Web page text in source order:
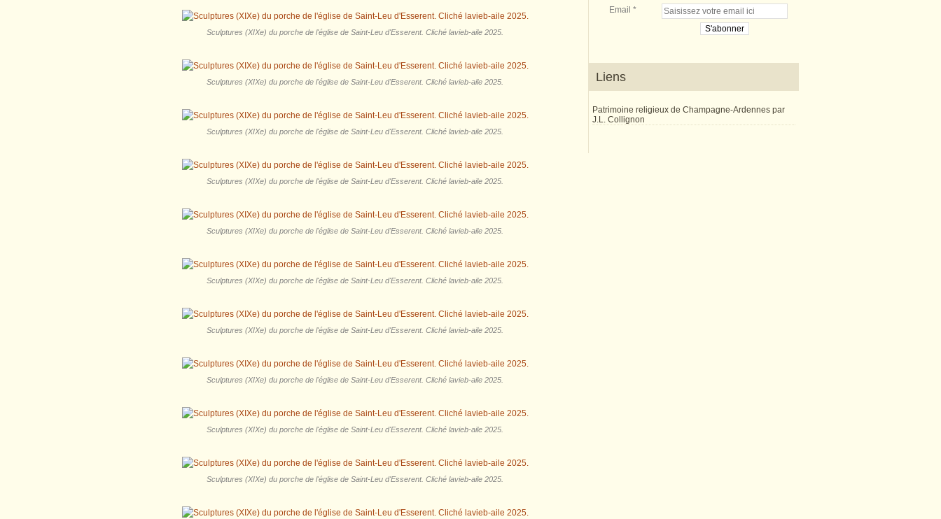
Sculptures (XIXe) du porche de l'église de Saint-Leu d'Esserent. Cliché lavieb-aile 2025.
Sculptures (XIXe) du porche de l'église de Saint-Leu d'Esserent. Cliché lavieb-aile 2025.
Sculptures (XIXe) du porche de l'église de Saint-Leu d'Esserent. Cliché lavieb-aile 2025.
Sculptures (XIXe) du porche de l'église de Saint-Leu d'Esserent. Cliché lavieb-aile 2025.
Sculptures (XIXe) du porche de l'église de Saint-Leu d'Esserent. Cliché lavieb-aile 2025.
Sculptures (XIXe) du porche de l'église de Saint-Leu d'Esserent. Cliché lavieb-aile 2025.
Sculptures (XIXe) du porche de l'église de Saint-Leu d'Esserent. Cliché lavieb-aile 2025.
Sculptures (XIXe) du porche de l'église de Saint-Leu d'Esserent. Cliché lavieb-aile 2025.
Sculptures (XIXe) du porche de l'église de Saint-Leu d'Esserent. Cliché lavieb-aile 2025.
Sculptures (XIXe) du porche de l'église de Saint-Leu d'Esserent. Cliché lavieb-aile 2025.
Email
Liens
Patrimoine religieux de Champagne-Ardennes par
J.L. Collignon